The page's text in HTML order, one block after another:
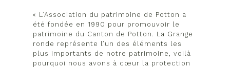
« L’Association du patrimoine de Potton a
été fondée en 1990 pour promouvoir le
patrimoine du Canton de Potton. La Grange
ronde représente l’un des éléments les
plus importants de notre patrimoine, voilà
pourquoi nous avons à cœur la protection